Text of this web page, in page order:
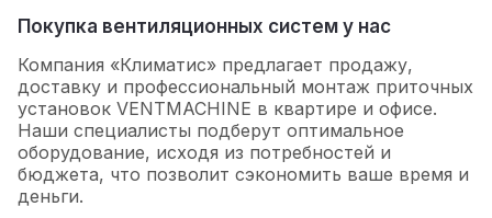
Покупка вентиляционных систем у нас
Компания «Климатис» предлагает продажу,
доставку и профессиональный монтаж приточных
установок VENTMACHINE в квартире и офисе.
Наши специалисты подберут оптимальное
оборудование, исходя из потребностей и
бюджета, что позволит сэкономить ваше время и
деньги.